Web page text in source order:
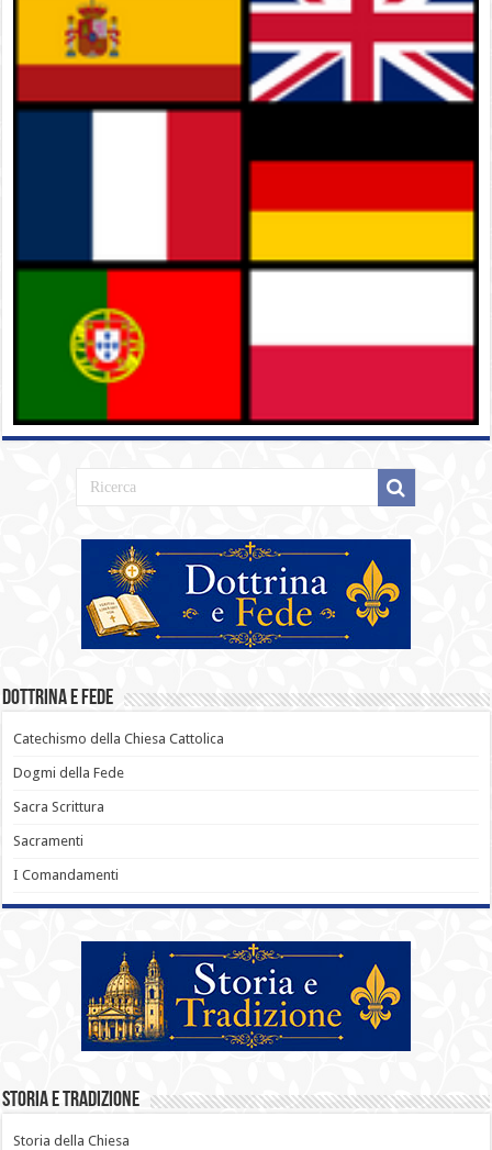
Dottrina e Fede
Catechismo della Chiesa Cattolica
Dogmi della Fede
Sacra Scrittura
Sacramenti
I Comandamenti
Storia e Tradizione
Storia della Chiesa